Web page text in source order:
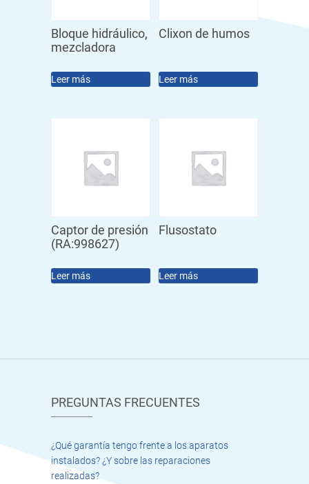
Bloque hidráulico,
mezcladora
Leer más
Clixon de humos
Leer más
Captor de presión
(RA:998627)
Leer más
Flusostato
Leer más
PREGUNTAS FRECUENTES
¿Qué garantía tengo frente a los aparatos
instalados? ¿Y sobre las reparaciones
realizadas?